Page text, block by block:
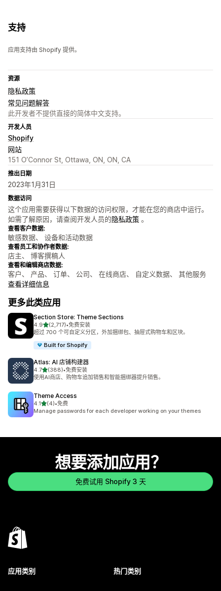
支持
应用支持由 Shopify 提供。
资源
隐私政策
常见问题解答
此开发者不提供直接的简体中文支持。
开发人员
Shopify
网站
151 O’Connor St, Ottawa, ON, ON, CA
推出日期
2023年1月31日
数据访问
这个应用需要获得以下数据的访问权限，才能在您的商店中运行。
如需了解原因，请查阅开发人员的隐私政策 。
查看客户数据:
敏感数据、 设备和活动数据
查看员工和协作者数据:
店主、 博客撰稿人
查看和编辑商店数据:
客户、 产品、 订单、 公司、 在线商店、 自定义数据、 其他服务
查看详细信息
更多此类应用
Section Store: Theme Sections
4.9星（满分 5 星）
(2,717)
总共 2717 条评论
•免费安装
超过 700 个可自定义分区，外加捆绑包、抽屉式购物车和区块。
Built for Shopify
Atlas: AI 店铺构建器
4.7星（满分 5 星）
(388)
总共 388 条评论
•免费安装
使用AI商店、购物车追加销售和智能捆绑器提升销售。
Theme Access
4.1星（满分 5 星）
(4)
总共 4 条评论
•免费
Manage passwords for each developer working on your themes
想要添加应用？
免费试用 Shopify 3 天
应用类别 热门类别